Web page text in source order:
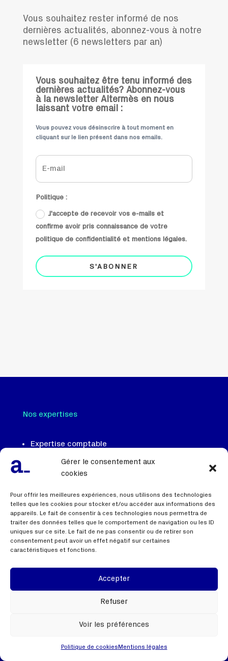
Gérer le consentement aux
cookies
Pour offrir les meilleures expériences, nous utilisons des technologies
telles que les cookies pour stocker et/ou accéder aux informations des
appareils. Le fait de consentir à ces technologies nous permettra de
traiter des données telles que le comportement de navigation ou les ID
uniques sur ce site. Le fait de ne pas consentir ou de retirer son
consentement peut avoir un effet négatif sur certaines
caractéristiques et fonctions.
Accepter
Refuser
Voir les préférences
Politique de cookies Mentions légales
Vous souhaitez rester informé de nos
dernières actualités, abonnez-vous à notre
newsletter (6 newsletters par an)
Vous souhaitez être tenu informé des
dernières actualités? Abonnez-vous
à la newsletter Altermès en nous
laissant votre email :
Vous pouvez vous désinscrire à tout moment en
cliquant sur le lien présent dans nos emails.
Politique :
J'accepte de recevoir vos e-mails et
confirme avoir pris connaissance de votre
politique de confidentialité et mentions légales.
S'ABONNER
Nos expertises
Expertise comptable
Evaluation et expertise financière
Trésorerie
Ingénierie et conseil patrimonial
Gestion des risques
Stratégie et organisation
Transformation digitale
Management de transition et appui